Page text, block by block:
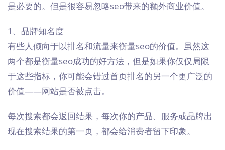
是必要的。但是很容易忽略seo带来的额外商业价值。
1、品牌知名度
有些人倾向于以排名和流量来衡量seo的价值。虽然这
两个都是衡量seo成功的好方法，但是如果你仅仅局限
于这些指标，你可能会错过首页排名的另一个更广泛的
价值——网站是否被点击。
每次搜索都会返回结果，每次你的产品、服务或品牌出
现在搜索结果的第一页，都会给消费者留下印象。